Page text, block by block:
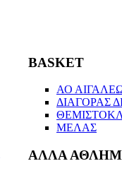
BASKET
ΑΟ
ΔΙΑΓΟΡΑΣ
ΜΕΛΑΣ
ΑΛΛΑ